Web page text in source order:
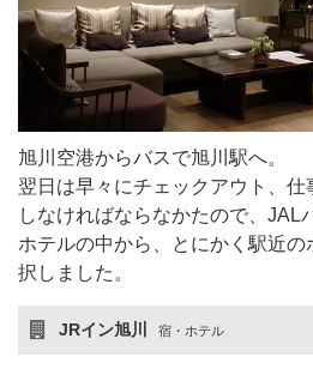
旭川空港からバスで旭川駅へ。
翌日は早々にチェックアウト、
しなければならなかたので、JAL
ホテルの中から、とにかく駅近の
択しました。
JRイン旭川 宿・ホテル